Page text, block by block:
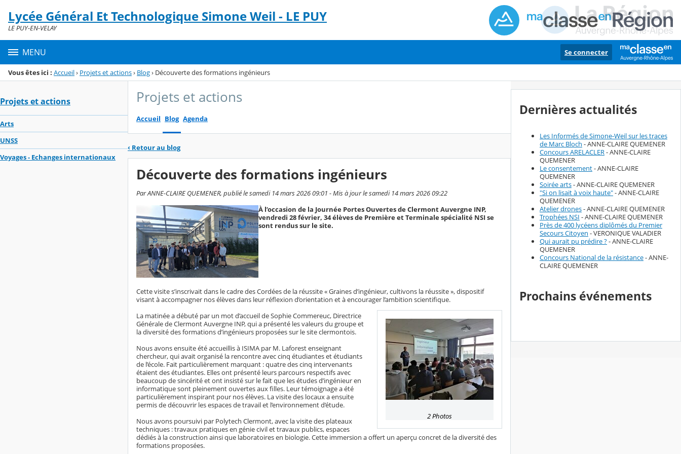
Menu de la rubrique
Contenu
Lycée Général Et Technologique Simone Weil - LE PUY
LE PUY-EN-VELAY
MENU Se connecter
Vous êtes ici : Accueil› Projets et actions› Blog› Découverte des formations ingénieurs
Projets et actions
Arts
UNSS
Voyages - Echanges internationaux
Projets et actions
Accueil Blog Agenda
‹ Retour au blog
Découverte des formations ingénieurs
Par ANNE-CLAIRE QUEMENER, publié le samedi 14 mars 2026 09:01 - Mis à jour le samedi 14 mars 2026 09:22
À l’occasion de la Journée Portes Ouvertes de Clermont Auvergne INP,
vendredi 28 février, 34 élèves de Première et Terminale spécialité NSI se
sont rendus sur le site.
Cette visite s’inscrivait dans le cadre des Cordées de la réussite « Graines d’ingénieur, cultivons la réussite », dispositif
visant à accompagner nos élèves dans leur réflexion d’orientation et à encourager l’ambition scientifique.
2 Photos
La matinée a débuté par un mot d’accueil de Sophie Commereuc, Directrice
Générale de Clermont Auvergne INP, qui a présenté les valeurs du groupe et
la diversité des formations d’ingénieurs proposées sur le site clermontois.
Nous avons ensuite été accueillis à ISIMA par M. Laforest enseignant
chercheur, qui avait organisé la rencontre avec cinq étudiantes et étudiants
de l’école. Fait particulièrement marquant : quatre des cinq intervenants
étaient des étudiantes. Elles ont présenté leurs parcours respectifs avec
beaucoup de sincérité et ont insisté sur le fait que les études d’ingénieur en
informatique sont pleinement ouvertes aux filles. Leur témoignage a été
particulièrement inspirant pour nos élèves. La visite des locaux a ensuite
permis de découvrir les espaces de travail et l’environnement d’étude.
Nous avons poursuivi par Polytech Clermont, avec la visite des plateaux
techniques : travaux pratiques en génie civil et travaux publics, espaces
dédiés à la construction ainsi que laboratoires en biologie. Cette immersion a offert un aperçu concret de la diversité des
formations proposées.
Dernières actualités
Les Informés de Simone-Weil sur les traces
de Marc Bloch - ANNE-CLAIRE QUEMENER
Concours ARELACLER- ANNE-CLAIRE
QUEMENER
Le consentement- ANNE-CLAIRE
QUEMENER
Soirée arts- ANNE-CLAIRE QUEMENER
"Si on lisait à voix haute"- ANNE-CLAIRE
QUEMENER
Atelier drones- ANNE-CLAIRE QUEMENER
Trophées NSI - ANNE-CLAIRE QUEMENER
Près de 400 lycéens diplômés du Premier
Secours Citoyen - VERONIQUE VALADIER
Qui aurait pu prédire ?- ANNE-CLAIRE
QUEMENER
Concours National de la résistance- ANNE-
CLAIRE QUEMENER
Prochains événements